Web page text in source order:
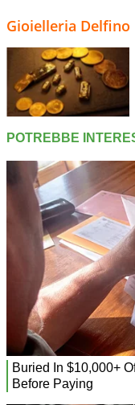
Gioielleria Delfino